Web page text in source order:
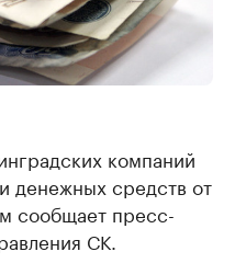
компаний
денежных средств от
сообщает пресс-
СК.